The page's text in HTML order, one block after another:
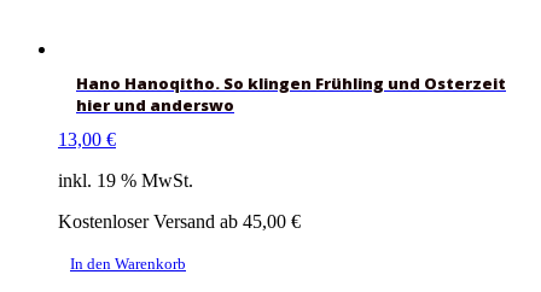
Hano Hanoqitho. So klingen Frühling und Osterzeit
hier und anderswo
13,00 €
inkl. 19 % MwSt.
Kostenloser Versand ab 45,00 €
In den Warenkorb